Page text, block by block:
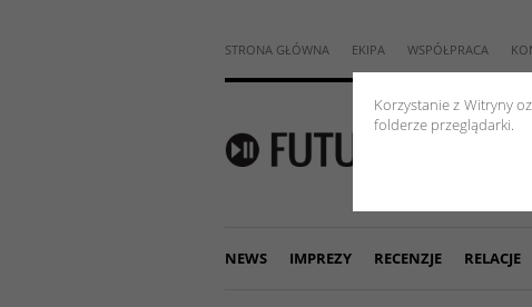
Korzystanie z Witryny
folderze przeglądarki.
STRONA GŁÓWNA EKIPA WSPÓŁPRACA
NEWS IMPREZY RECENZJE RELACJE